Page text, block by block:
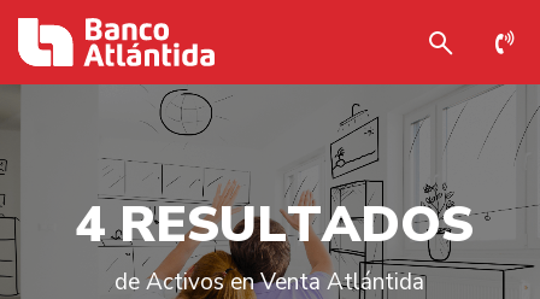
4 RESULTADOS
de Activos en Venta Atlántida